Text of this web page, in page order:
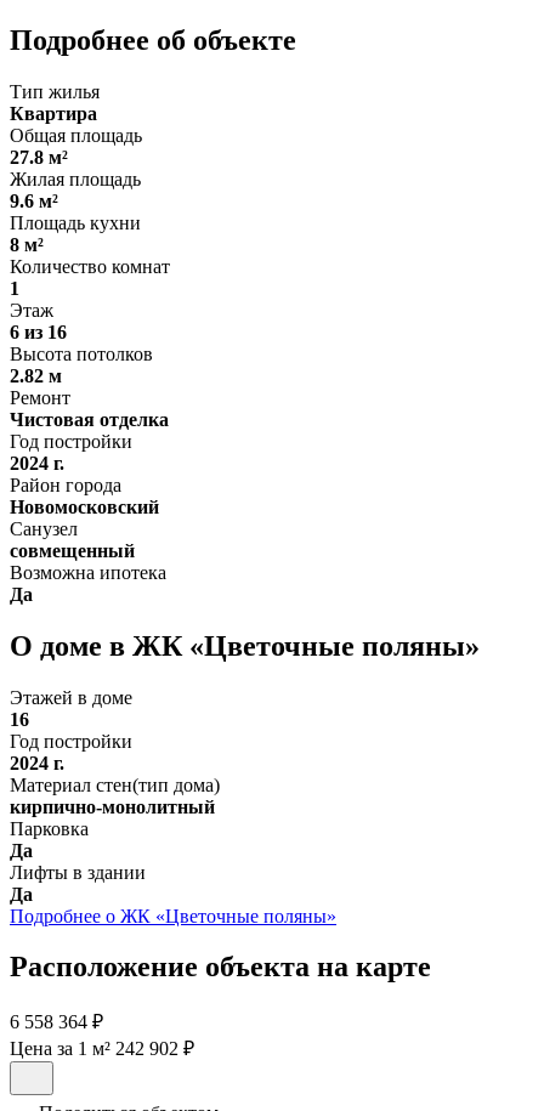
Подробнее об объекте
Тип жилья
Квартира
Общая площадь
27.8 м²
Жилая площадь
9.6 м²
Площадь кухни
8 м²
Количество комнат
1
Этаж
6 из 16
Высота потолков
2.82 м
Ремонт
Чистовая отделка
Год постройки
2024 г.
Район города
Новомосковский
Санузел
совмещенный
Возможна ипотека
Да
О доме в ЖК «Цветочные поляны»
Этажей в доме
16
Год постройки
2024 г.
Материал стен(тип дома)
кирпично-монолитный
Парковка
Да
Лифты в здании
Да
Подробнее о ЖК «Цветочные поляны»
Расположение объекта на карте
6 558 364 ₽
Цена за 1 м² 242 902 ₽